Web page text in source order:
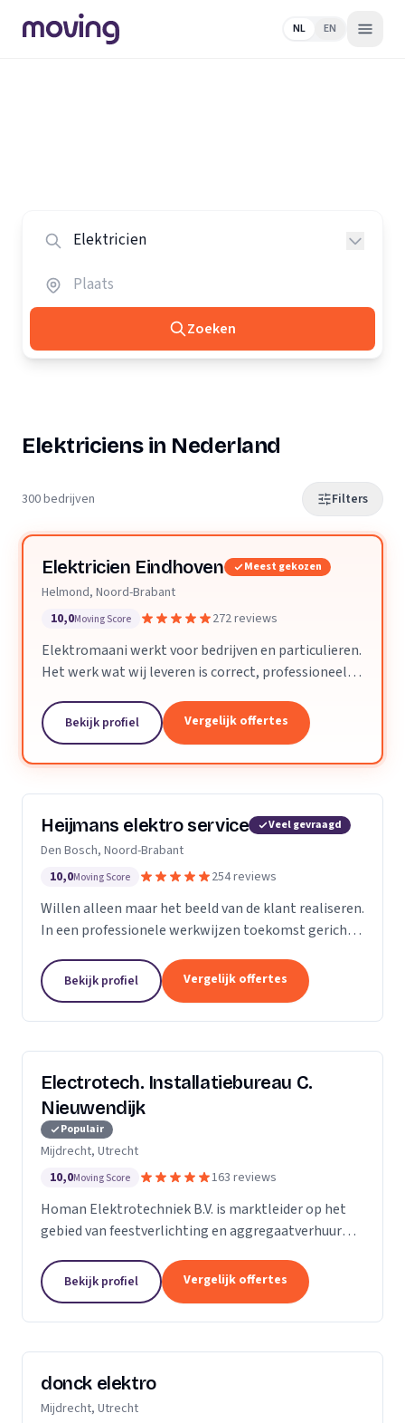
NL EN
Zoeken
Elektriciens in Nederland
300 bedrijven Filters
Elektricien Eindhoven Meest gekozen
Helmond, Noord-Brabant
10,0Moving Score 272 reviews
Elektromaani werkt voor bedrijven en particulieren.
Het werk wat wij leveren is correct, professioneel
of grote projecten zijn geen enkel probleem.
Bekijk profiel Vergelijk offertes
Heijmans elektro service Veel gevraagd
Den Bosch, Noord-Brabant
10,0Moving Score 254 reviews
Willen alleen maar het beeld van de klant realiseren.
In een professionele werkwijzen toekomst gericht.
toekomst.
Bekijk profiel Vergelijk offertes
Electrotech. Installatiebureau C.
Nieuwendijk
Populair
Mijdrecht, Utrecht
10,0Moving Score 163 reviews
Homan Elektrotechniek B.V. is marktleider op het
gebied van feestverlichting en aggregaatverhuur
energievoorziening van kermissen door heel
Nederland.
Bekijk profiel Vergelijk offertes
donck elektro
Mijdrecht, Utrecht